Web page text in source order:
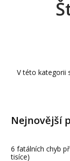
V této kategorii
Nejnovější
6 fatálních chyb
tisíce)